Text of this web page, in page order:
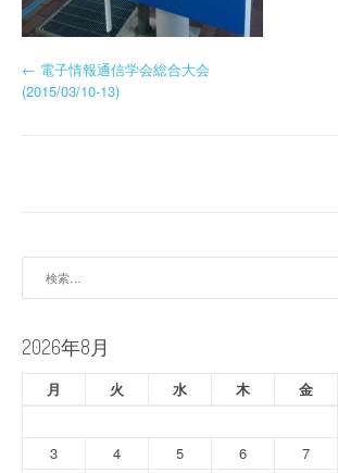
投
ー
シ
ョ
ン
← 電子情報通信学会総合大会
(2015/03/10-13)
2026年8月
月 火 水 木 金
3
4 5 6 7